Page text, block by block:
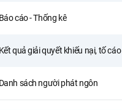
cáo - Thống kê
quả giải quyết khiếu nại, tố cáo
sách người phát ngôn